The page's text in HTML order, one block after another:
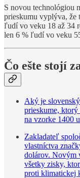
S novou technológiou
prieskumu vyplýva, že
ľudí vo veku 18 až 34
len 6 % ľudí vo veku
Čo ešte stojí
Aký je
prieskume,
na vzorke 1400
Zakladateľ
vlastníctva
dolárov. Novým
všetky zisky,
proti klimatickej